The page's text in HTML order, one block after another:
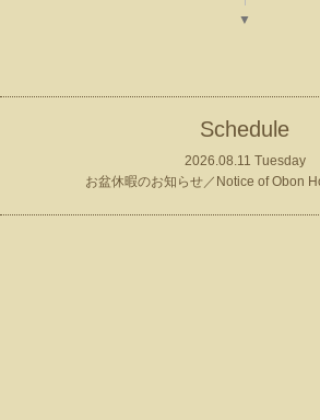
▼
Schedule
2026.08.11 Tuesday
お盆休暇のお知らせ／Notice of Obon